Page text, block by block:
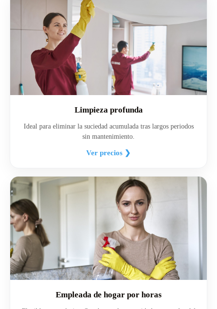
Limpieza profunda
Ideal para eliminar la suciedad acumulada tras largos periodos
sin mantenimiento.
Ver precios ❯
Empleada de hogar por horas